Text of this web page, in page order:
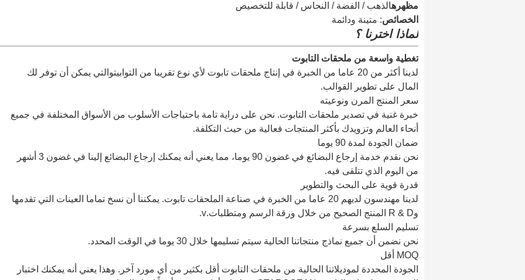
مظهرهالذهب / الفضة / النحاس / قابلة للتخصيص
الخصائص: متينة ودائمة
لماذا اخترنا ؟
تغطية واسعة من ملحقات التابوت
لدينا أكثر من 20 عاما من الخبرة في إنتاج ملحقات تابوت لأي نوع تقريبا من التوابيتوالتي يمكن أن توفر لك
المال على تطوير القوالب.
سعر المنتج المرن ونوعيته
خبرة غنية في تصدير ملحقات التابوت. نحن على دراية تامة باحتياجات الأسلوب من الأسواق المختلفة في جميع
أنحاء العالم وتزويدك بأكثر المنتجات فعالية من حيث التكلفة.
ضمان الجودة لمدة 90 يوما
نحن نقدم خدمة إرجاع البضائع في غضون 90 يوما، مما يعني أنه يمكنك إرجاع البضائع إلينا في غضون 3 أشهر
من اليوم الذي تتلقى فيه.
قدرة قوية على البحث والتطوير
لدينا مهندسون لديهم 20 عاما من الخبرة في صناعة الملحقات تابوت. يمكننا أن نسخ تماما العينات التي تقدمها
وR & D المنتج الصحيح من خلال ورقة الرسم ومتطلبات.v.
تسليم السلع بسرعة
نحن نضمن أن جميع نماذج منتجاتنا الحالية سيتم تسليمها خلال 30 يوما في الوقت المحدد.
MOQ أقل
الجودة المحددة لموديلاتنا الحالية من ملحقات التابوت أقل بكثير من أي مورد آخر. وهذا يعني أنه يمكنك اختبار